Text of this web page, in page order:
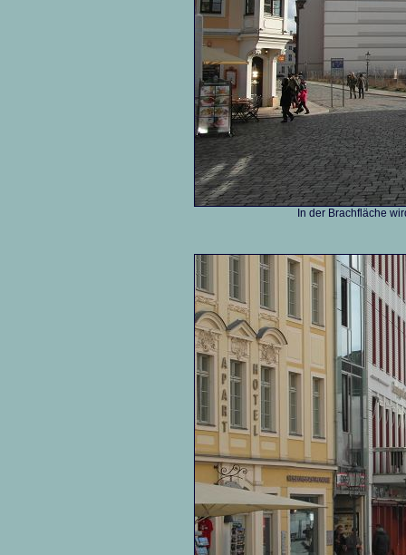
In der Brachfläche